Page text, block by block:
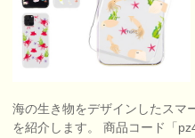
海の生き物をデザインしたスマ
を紹介します。 商品コード「